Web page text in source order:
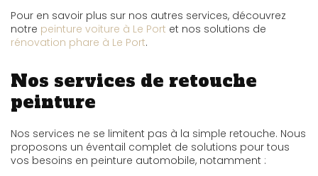
Pour en savoir plus sur nos autres services, découvrez
notre peinture voiture à Le Port et nos solutions de
rénovation phare à Le Port.
Nos services de retouche
peinture
Nos services ne se limitent pas à la simple retouche. Nous
proposons un éventail complet de solutions pour tous
vos besoins en peinture automobile, notamment :